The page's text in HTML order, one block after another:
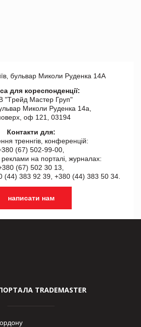
бульвар Миколи Руденка 14А
для кореспонденції:
"Tрейд Мастер Груп"
Миколи Руденка 14а,
оф 121, 03194
Контакти для:
треннгів, конференцій:
(67) 502-99-00,
на порталі, журналах:
(67) 502 30 13,
(44) 383 92 39, +380 (44) 383 50 34.
написати нам
TRADEMASTER